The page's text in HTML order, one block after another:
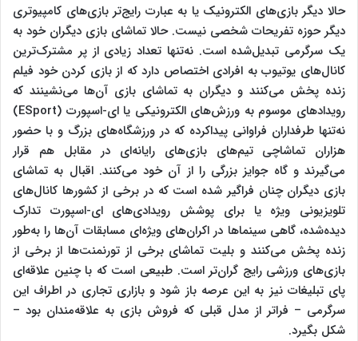
حالا دیگر بازی‌های الکترونیک یا به عبارت رایج‌تر بازی‌های کامپیوتری
دیگر حوزه تفریحات شخصی نیست. حالا تماشای بازی دیگران خود به
یک سرگرمی تبدیل‌شده است. نه‌تنها تعداد زیادی از پر مشترک‌ترین
کانال‌های یوتیوب به افرادی اختصاص دارد که از بازی کردن خود فیلم
زنده پخش می‌کنند و دیگران به تماشای بازی آن‌ها می‌نشینند که
رویدادهای موسوم به ورزش‌های الکترونیکی یا ای-اسپورت (ESport)
نه‌تنها طرفداران فراوانی پیداکرده که در ورزشگاه‌های بزرگ و با حضور
هزاران تماشاچی تیم‌های بازی‌های رایانه‌ای در مقابل هم قرار
می‌گیرند و گاه جوایز بزرگی را از آن خود می‌کنند. اقبال به تماشای
بازی دیگران چنان فراگیر شده است که در برخی از کشورها کانال‌های
تلویزیونی ویژه یا برای پوشش رویدادی‌های ای-اسپورت تدارک
دیده‌شده، گاهی سینماها در اکران‌های ویژه‌ای مسابقات آن‌ها را به‌طور
زنده پخش می‌کنند و بلیت تماشای برخی از تورنمنت‌ها از برخی از
بازی‌های ورزشی رایج گران‌تر است. طبیعی است که با چنین علاقه‌ای
پای تبلیغات نیز به این عرصه باز شود و بازاری تجاری در اطراف این
سرگرمی – فراتر از مدل قبلی که فروش بازی به علاقه‌مندان بود –
شکل بگیرد.